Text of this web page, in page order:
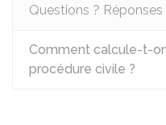
Questions ? Réponses
Comment calcule-t-
procédure civile ?